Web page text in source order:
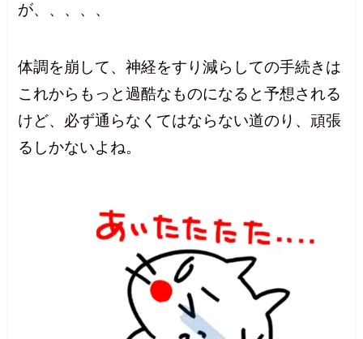
が、、、、、
体調を崩して、神経をすり減らしての手続きは
これからもっと過酷なものになると予想される
けど、必ず通らなくてはならない道のり、頑張
るしかないよね。